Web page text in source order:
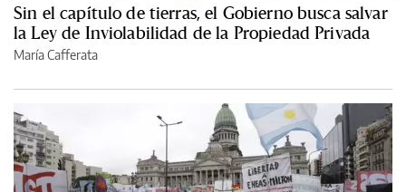
Sin el capítulo de tierras, el Gobierno busca salvar
la Ley de Inviolabilidad de la Propiedad Privada
María Cafferata